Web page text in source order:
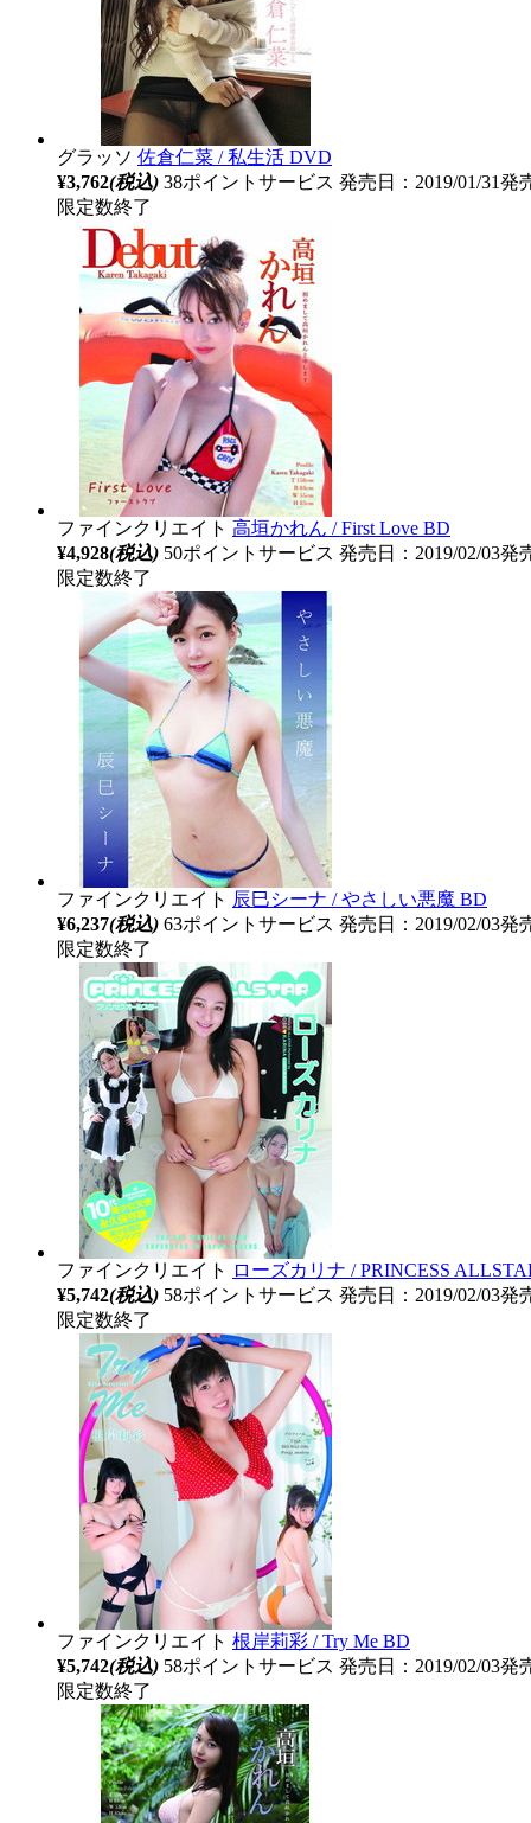
グラッソ 佐倉仁菜 / 私生活 DVD
¥3,762(税込) 38ポイントサービス 発売日：2019/01/31発
限定数終了
ファインクリエイト 高垣かれん / First Love BD
¥4,928(税込) 50ポイントサービス 発売日：2019/02/03発
限定数終了
ファインクリエイト 辰巳シーナ / やさしい悪魔 BD
¥6,237(税込) 63ポイントサービス 発売日：2019/02/03発
限定数終了
ファインクリエイト
ローズカリナ / PRINCESS
¥5,742(税込) 58ポイントサービス 発売日：2019/02/03発
限定数終了
ファインクリエイト 根岸莉彩 / Try Me BD
¥5,742(税込) 58ポイントサービス 発売日：2019/02/03発
限定数終了